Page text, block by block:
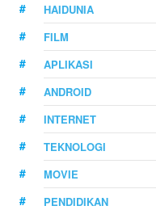
HAIDUNIA
FILM
APLIKASI
ANDROID
INTERNET
TEKNOLOGI
MOVIE
PENDIDIKAN